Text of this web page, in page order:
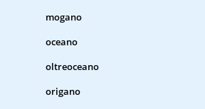
mogano
oceano
oltreoceano
origano